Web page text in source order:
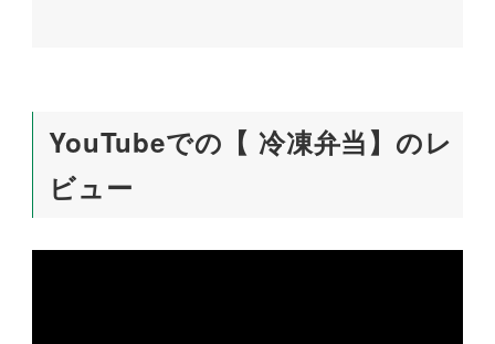
YouTubeでの【 冷凍弁当】のレ
ビュー